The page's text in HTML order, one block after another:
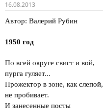
16.08.2013
Автор: Валерий Рубин
1950 год
По всей округе свист и вой,
пурга гуляет...
Прожектор в зоне, как слепой,
не пробивает.
И занесенные посты